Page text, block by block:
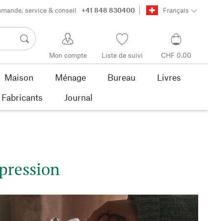
service & conseil +41 848 830400 Français
Mon compte Liste de suivi CHF 0.00
Maison Ménage Bureau
Livres
Fabricants Journal